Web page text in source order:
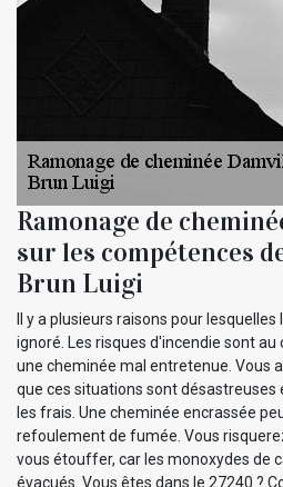
Ramonage de
sur les compétences
Brun Luigi
Il y a plusieurs raisons pour
ignoré. Les risques d'incendie sont
une cheminée mal entretenue. Vous
que ces situations sont
les frais. Une cheminée encrassée
refoulement de fumée. Vous
vous étouffer, car les monoxydes de
évacués. Vous êtes dans le 27240 ?